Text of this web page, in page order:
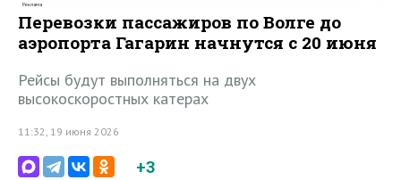
Реклама
Перевозки пассажиров по Волге до
аэропорта Гагарин начнутся с 20 июня
Рейсы будут выполняться на двух
высокоскоростных катерах
11:32, 19 июня 2026
+3